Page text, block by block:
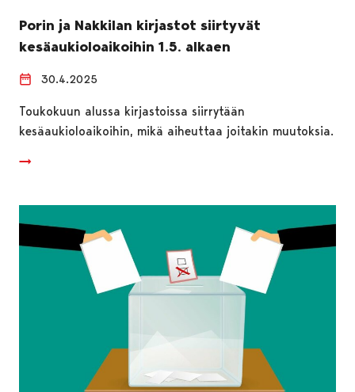
Porin ja Nakkilan kirjastot siirtyvät
kesäaukioloaikoihin 1.5. alkaen
30.4.2025
Toukokuun alussa kirjastoissa siirrytään
kesäaukioloaikoihin, mikä aiheuttaa joitakin muutoksia.